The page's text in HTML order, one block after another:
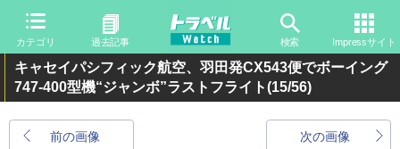
カテゴリ 過去記事 検索 Impressサイト
キャセイパシフィック航空、羽田発CX543便でボーイング
747-400型機“ジャンボ”ラストフライト(15/56)
前の画像 次の画像